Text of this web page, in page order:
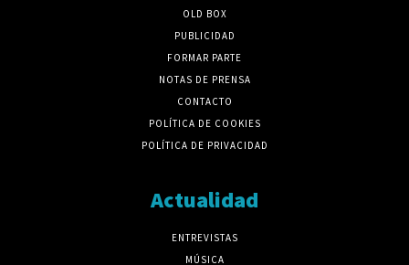
OLD BOX
PUBLICIDAD
FORMAR PARTE
NOTAS DE PRENSA
CONTACTO
POLÍTICA DE COOKIES
POLÍTICA DE PRIVACIDAD
Actualidad
ENTREVISTAS
MÚSICA